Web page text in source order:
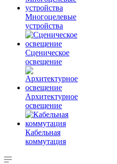
Многоцелевые
устройства
Сценическое
освещение
Архитектурное
освещение
Кабельная
коммутация